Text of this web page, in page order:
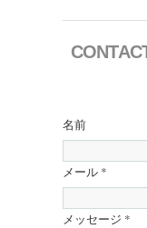
名前
メール *
メッセージ *